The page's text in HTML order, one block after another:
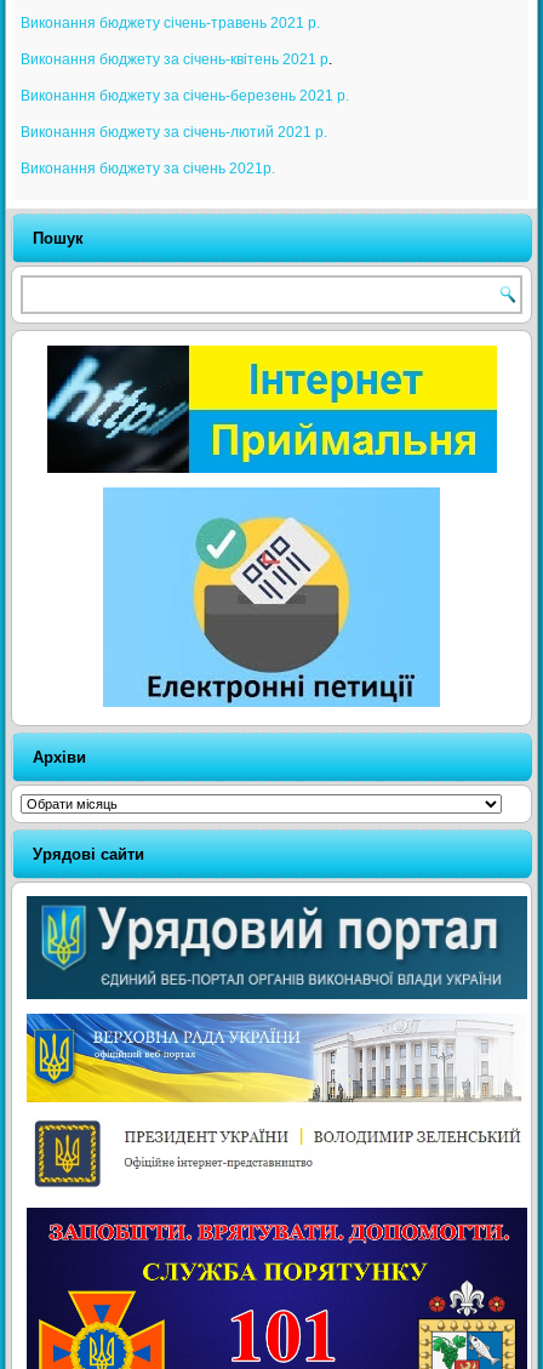
Виконання бюджету січень-травень 2021 р.
Виконання бюджету за січень-квітень 2021 р.
Виконання бюджету за січень-березень 2021 р.
Виконання бюджету за січень-лютий 2021 р.
Виконання бюджету за січень 2021р.
Пошук
Архіви
Архіви
Урядові сайти